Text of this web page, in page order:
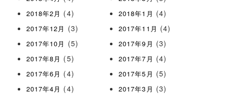
2018年2月 (4) 2018年1月 (4)
2017年12月 (3) 2017年11月 (4)
2017年10月 (5) 2017年9月 (3)
2017年8月 (5) 2017年7月 (4)
2017年6月 (4) 2017年5月 (5)
2017年4月 (4) 2017年3月 (3)